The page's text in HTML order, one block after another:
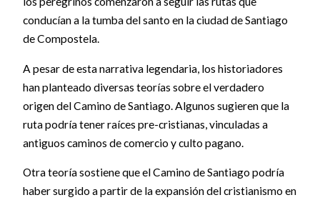
conducían a la tumba del santo en la ciudad de Santiago
de Compostela.
A pesar de esta narrativa legendaria, los historiadores
han planteado diversas teorías sobre el verdadero
origen del Camino de Santiago. Algunos sugieren que la
ruta podría tener raíces pre-cristianas, vinculadas a
antiguos caminos de comercio y culto pagano.
Otra teoría sostiene que el Camino de Santiago podría
haber surgido a partir de la expansión del cristianismo en